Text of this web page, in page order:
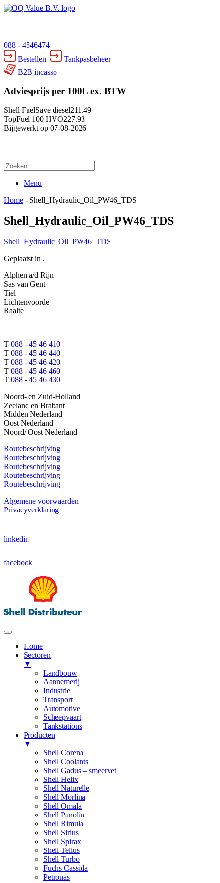
088 - 4546474
Bestellen
Tankpasbeheer
B2B incasso
Adviesprijs per 100L ex. BTW
Shell FuelSave diesel211.49
TopFuel 100 HVO227.93
Bijgewerkt op 07-08-2026
Menu
Home - Shell_Hydraulic_Oil_PW46_TDS
Shell_Hydraulic_Oil_PW46_TDS
Shell_Hydraulic_Oil_PW46_TDS
Geplaatst in .
Alphen a/d Rijn
Sas van Gent
Tiel
Lichtenvoorde
Raalte
T 088 - 45 46 410
T 088 - 45 46 440
T 088 - 45 46 420
T 088 - 45 46 460
T 088 - 45 46 430
Noord- en Zuid-Holland
Zeeland en Brabant
Midden Nederland
Oost Nederland
Noord/ Oost Nederland
Routebeschrijving
Routebeschrijving
Routebeschrijving
Routebeschrijving
Routebeschrijving
Algemene voorwaarden
Privacyverklaring
linkedin
facebook
Home
Sectoren
▼
Landbouw
Aannemerij
Industrie
Transport
Automotive
Scheepvaart
Tankstations
Producten
▼
Shell Corena
Shell Coolants
Shell Gadus – smeervet
Shell Helix
Shell Naturelle
Shell Morlina
Shell Omala
Shell Panolin
Shell Rimula
Shell Sirius
Shell Spirax
Shell Tellus
Shell Turbo
Fuchs Cassida
Petronas